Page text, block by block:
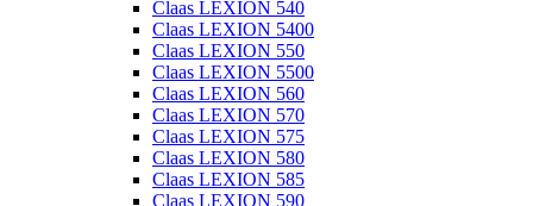
Claas LEXION 540
Claas LEXION 5400
Claas LEXION 550
Claas LEXION 5500
Claas LEXION 560
Claas LEXION 570
Claas LEXION 575
Claas LEXION 580
Claas LEXION 585
Claas LEXION 590